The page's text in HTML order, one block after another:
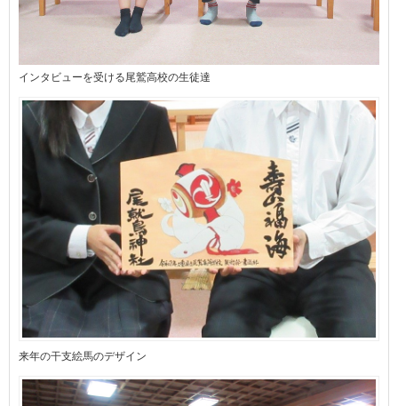
インタビューを受ける尾鷲高校の生徒達
来年の干支絵馬のデザイン